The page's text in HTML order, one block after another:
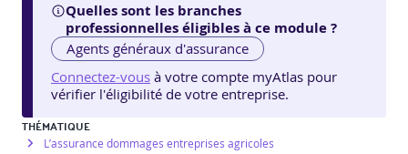
Quelles sont les branches
professionnelles éligibles à ce module ?
Agents généraux d'assurance
Connectez-vous à votre compte myAtlas pour
vérifier l'éligibilité de votre entreprise.
THÉMATIQUE
L’assurance dommages entreprises agricoles